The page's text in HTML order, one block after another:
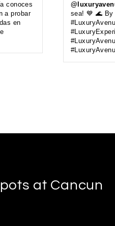
conoces
a probar
en
sea! 💙 🌊 By
at Cancun